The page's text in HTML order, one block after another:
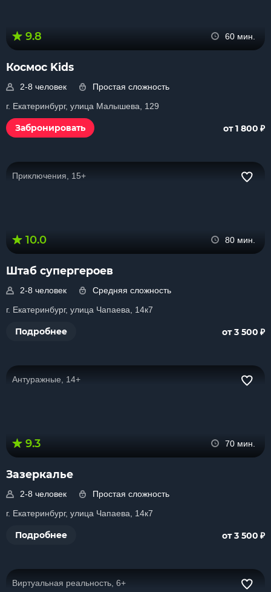
9.8 60 мин.
Космос Kids
2-8 человек
Простая сложность
г. Екатеринбург, улица Малышева, 129
Забронировать от 1 800 ₽
Приключения, 15+
10.0 80 мин.
Штаб супергероев
2-8 человек
Средняя сложность
г. Екатеринбург, улица Чапаева, 14к7
Подробнее от 3 500 ₽
Антуражные, 14+
9.3 70 мин.
Зазеркалье
2-8 человек
Простая сложность
г. Екатеринбург, улица Чапаева, 14к7
Подробнее от 3 500 ₽
Виртуальная реальность, 6+